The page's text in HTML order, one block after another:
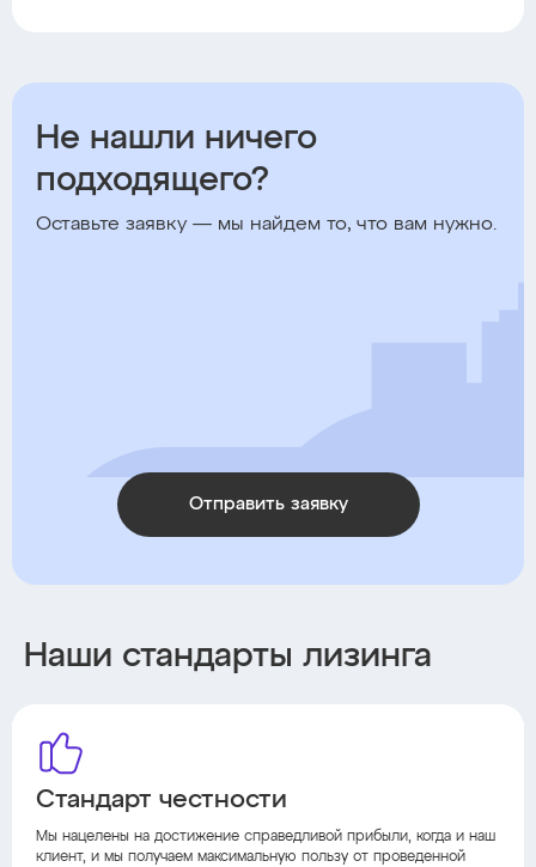
Не нашли ничего
подходящего?
Оставьте заявку — мы найдем то, что вам нужно.
Отправить заявку
Наши стандарты лизинга
Стандарт честности
Мы нацелены на достижение справедливой прибыли, когда и наш
клиент, и мы получаем максимальную пользу от проведенной